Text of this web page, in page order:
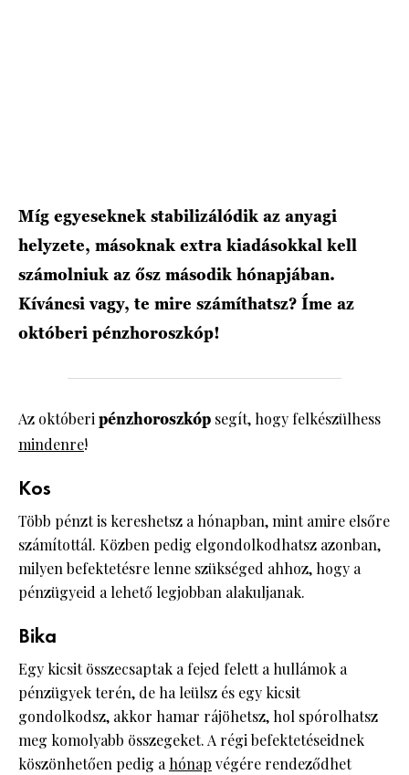
Míg egyeseknek stabilizálódik az anyagi
helyzete, másoknak extra kiadásokkal kell
számolniuk az ősz második hónapjában.
Kíváncsi vagy, te mire számíthatsz? Íme az
októberi pénzhoroszkóp!
Az októberipénzhoroszkóp segít, hogy felkészülhess
mindenre!
Kos
Több pénzt is kereshetsz a hónapban, mint amire elsőre
számítottál. Közben pedig elgondolkodhatsz azonban,
milyen befektetésre lenne szükséged ahhoz, hogy a
pénzügyeid a lehető legjobban alakuljanak.
Bika
Egy kicsit összecsaptak a fejed felett a hullámok a
pénzügyek terén, de ha leülsz és egy kicsit
gondolkodsz, akkor hamar rájöhetsz, hol spórolhatsz
meg komolyabb összegeket. A régi befektetéseidnek
köszönhetően pedig ahónap végére rendeződhet